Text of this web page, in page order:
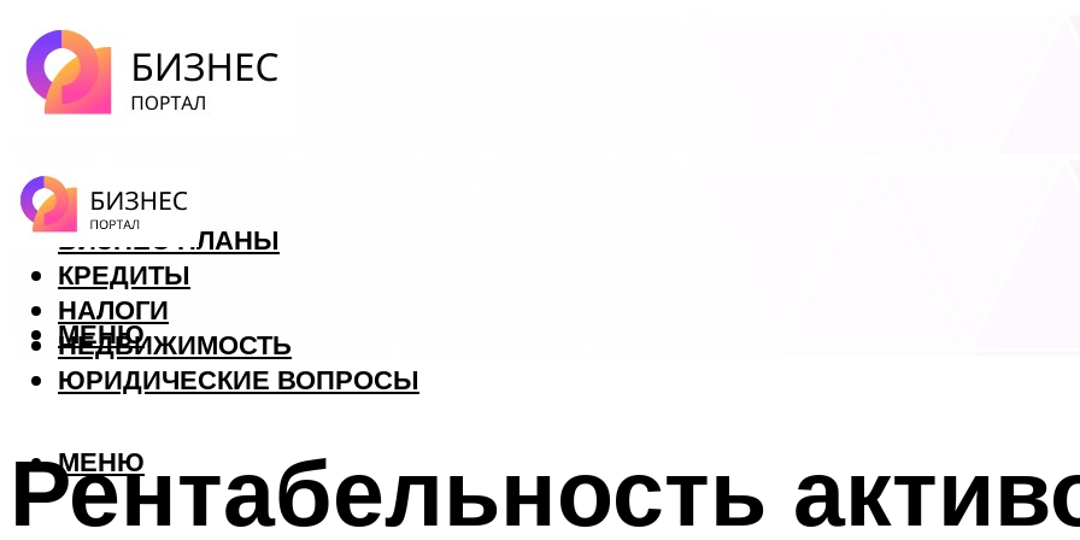
ФОРЕКС
БИЗНЕС ПЛАНЫ
КРЕДИТЫ
НАЛОГИ
НЕДВИЖИМОСТЬ
ЮРИДИЧЕСКИЕ ВОПРОСЫ
МЕНЮ
МЕНЮ
Рентабельность